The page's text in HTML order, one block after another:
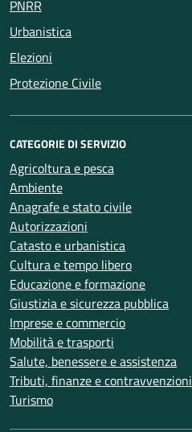
PNRR
Urbanistica
Elezioni
Protezione Civile
CATEGORIE DI SERVIZIO
Agricoltura e pesca
Ambiente
Anagrafe e stato civile
Autorizzazioni
Catasto e urbanistica
Cultura e tempo libero
Educazione e formazione
Giustizia e sicurezza pubblica
Imprese e commercio
Mobilità e trasporti
Salute, benessere e assistenza
Tributi, finanze e contravvenzioni
Turismo